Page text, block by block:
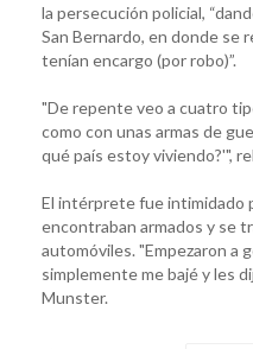
la persecución policial,
San Bernardo, en donde se
tenían encargo (por robo)”.
"De repente veo a cuatro
como con unas armas de
qué país estoy viviendo?'",
El intérprete fue intimidado
encontraban armados y se
automóviles. "Empezaron a
simplemente me bajé y les
Munster.